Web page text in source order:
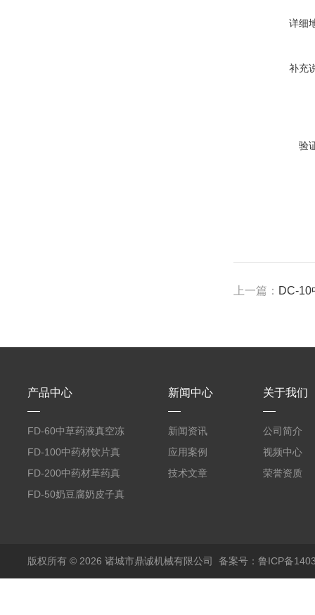
详细
补充
验
上一篇： DC-10
产品中心
FD-60中草药液真空冻
干机
FD-100中药材饮片真
空冻干机
FD-200中药材草药真
空冻干机
FD-50奶豆腐奶皮子真
新闻中心
新闻资讯
应用案例
技术文章
关于我们
公司简介
视频中心
荣誉资质
版权所有 © 2026 诸城市鼎诚机械有限公司 备案号：鲁ICP备